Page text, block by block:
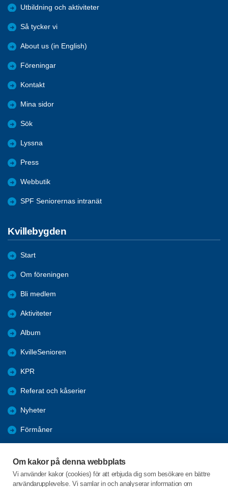
Om kakor på denna webbplats
Vi använder kakor (cookies) för att erbjuda dig som besökare en bättre
användarupplevelse. Vi samlar in och analyserar information om
Utbildning och aktiviteter
Så tycker vi
About us (in English)
Föreningar
Kontakt
Mina sidor
Sök
Lyssna
Press
Webbutik
SPF Seniorernas intranät
Kvillebygden
Start
Om föreningen
Bli medlem
Aktiviteter
Album
KvilleSenioren
KPR
Referat och kåserier
Nyheter
Förmåner
Tanums kommun